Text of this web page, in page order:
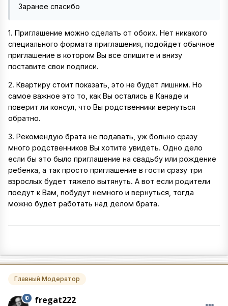
Заранее спасибо
1. Приглашение можно сделать от обоих. Нет никакого
специального формата приглашения, подойдет обычное
приглашение в котором Вы все опишите и внизу
поставите свои подписи.
2. Квартиру стоит показать, это не будет лишним. Но
самое важное это то, как Вы остались в Канаде и
поверит ли консул, что Вы родственники вернуться
обратно.
3. Рекомендую брата не подавать, уж больно сразу
много родственников Вы хотите увидеть. Одно дело
если бы это было приглашение на свадьбу или рождение
ребенка, а так просто приглашение в гости сразу три
взрослых будет тяжело вытянуть. А вот если родители
поедут к Вам, побудут немного и вернуться, тогда
можно будет работать над делом брата.
Главный Модератор
fregat222